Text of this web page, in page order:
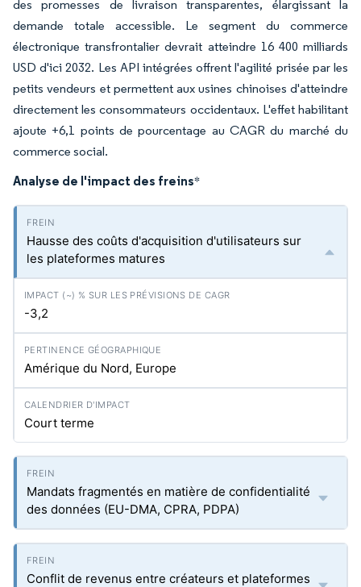
des promesses de livraison transparentes, élargissant la
demande totale accessible. Le segment du commerce
électronique transfrontalier devrait atteindre 16 400 milliards
USD d'ici 2032. Les API intégrées offrent l'agilité prisée par les
petits vendeurs et permettent aux usines chinoises d'atteindre
directement les consommateurs occidentaux. L'effet habilitant
ajoute +6,1 points de pourcentage au CAGR du marché du
commerce social.
Analyse de l'impact des freins*
Hausse des coûts d'acquisition d'utilisateurs sur
les plateformes matures
-3,2
Amérique du Nord, Europe
Court terme
Mandats fragmentés en matière de confidentialité
des données (EU-DMA, CPRA, PDPA)
Conflit de revenus entre créateurs et plateformes